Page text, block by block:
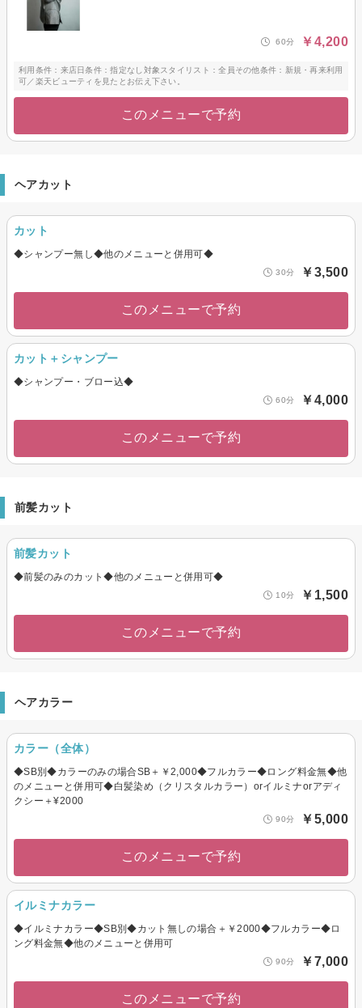
60分 ￥4,200
利用条件：来店日条件：指定なし対象スタイリスト：全員その他条件：新規・再来利用
可／楽天ビューティを見たとお伝え下さい。
このメニューで予約
ヘアカット
カット
◆シャンプー無し◆他のメニューと併用可◆
30分 ￥3,500
このメニューで予約
カット＋シャンプー
◆シャンプー・ブロー込◆
60分 ￥4,000
このメニューで予約
前髪カット
前髪カット
◆前髪のみのカット◆他のメニューと併用可◆
10分 ￥1,500
このメニューで予約
ヘアカラー
カラー（全体）
◆SB別◆カラーのみの場合SB＋￥2,000◆フルカラー◆ロング料金無◆他
のメニューと併用可◆白髪染め（クリスタルカラー）orイルミナorアディ
クシー＋¥2000
90分 ￥5,000
このメニューで予約
イルミナカラー
◆イルミナカラー◆SB別◆カット無しの場合＋￥2000◆フルカラー◆ロ
ング料金無◆他のメニューと併用可
90分 ￥7,000
このメニューで予約